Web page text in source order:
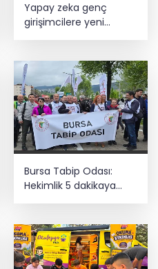
Yapay zeka genç
girişimcilere yeni
kapılar açıyor
Bursa Tabip Odası:
Hekimlik 5 dakikaya